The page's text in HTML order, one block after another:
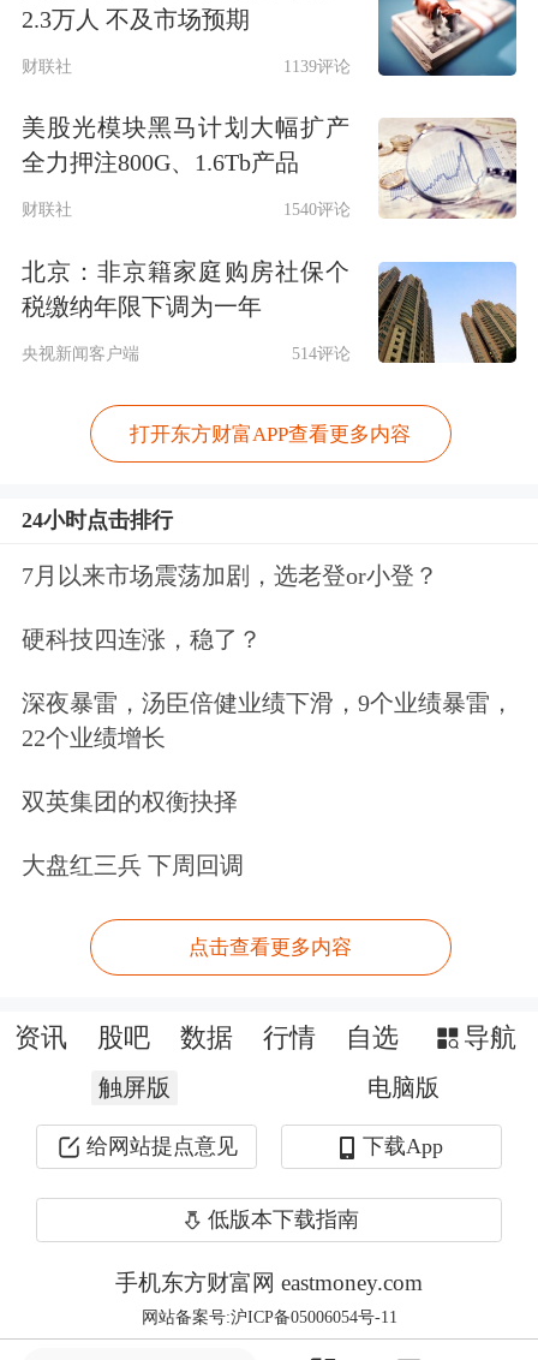
器，加仓比例分别为2.26个百分点、1
个百分点和0.61个百分点。从配置风格
来看，公募基金对科技成长的配置比例
最高，占比39.42%，较上一季度提升
1.97个百分点。从配置行业来看，主动
权益 基金重仓超配居前的行业有电子、
电力设备和医药生物
、 贵州茅台、立讯精密、美的集团
还有阳光电源
主动权益基金第一大重仓股的地位进一
步强化，持股比例较上一季度增加0.13
股还有阳光电源、美的集团、比亚迪和
华泰柏瑞基金经理董辰指出，9月经济
来一段时间股市表现。随着多个经济政
带动企业盈利预期改善。他看好制造、
周期、消费等顺周期板块。
展望四季度，兴证全球基金经理谢治宇
表示，随着宏观逆周期政策陆续落地，
权益市场的积极因素不断累积，细分行
业有望从预期和景气度两个方面转好。
2.3万人 不及市场预期
财联社 1139评论
美股光模块黑马计划大幅扩产
全力押注800G、1.6Tb产品
财联社 1540评论
北京：非京籍家庭购房社保个
税缴纳年限下调为一年
央视新闻客户端 514评论
打开东方财富APP查看更多内容
24小时点击排行
7月以来市场震荡加剧，选老登or小登？
硬科技四连涨，稳了？
深夜暴雷，汤臣倍健业绩下滑，9个业绩暴雷，
22个业绩增长
双英集团的权衡抉择
大盘红三兵 下周回调
点击查看更多内容
资讯 股吧 数据 行情 自选 导航
触屏版 电脑版
给网站提点意见 下载App
低版本下载指南
手机东方财富网 eastmoney.com
网站备案号:沪ICP备05006054号-11